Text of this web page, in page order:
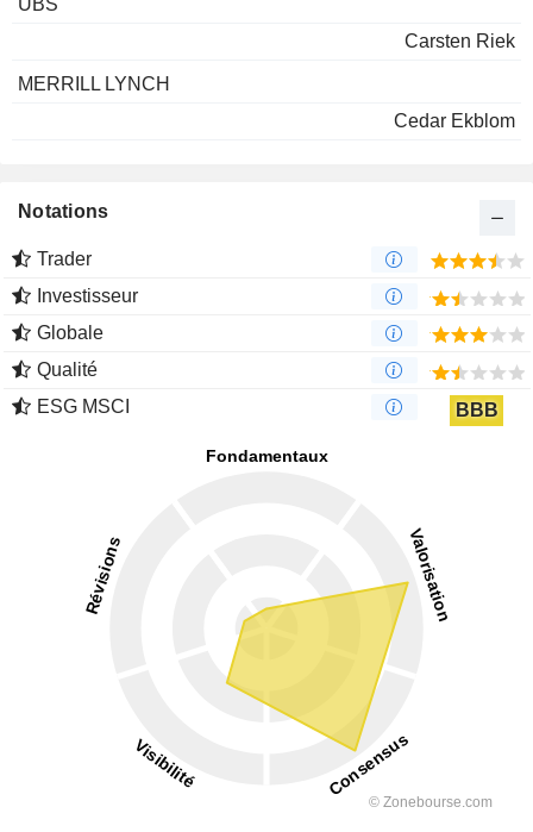
UBS
Carsten Riek
MERRILL LYNCH
Cedar Ekblom
Notations
Trader
Investisseur
Globale
Qualité
ESG MSCI
BBB